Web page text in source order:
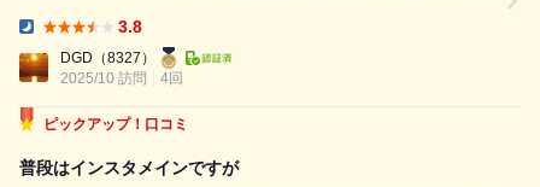
感じられる空間でした。 卓上を彩るのは、静かに存在感を放つ小皿た
ち。 独特な歯応えで弾むような食感と酸味の「梅水晶」、 香ばしく炙ら
れて舌の上で脂が浸透するような「さしとろ一巻」...
3.8
DGD （8327）
2025/10 訪問
4回
ピックアップ！口コミ
普段はインスタメインですが